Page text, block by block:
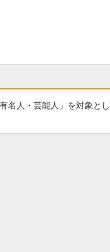
名人・芸能人」を対象と